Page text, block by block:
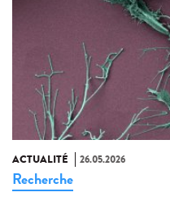
ACTUALITÉ 26.05.2026
Recherche